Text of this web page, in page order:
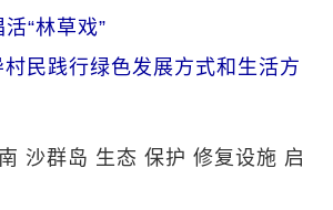
“林草戏”
民践行绿色发展方式和生活方
南 沙群岛 生态 保护 修复设施 启